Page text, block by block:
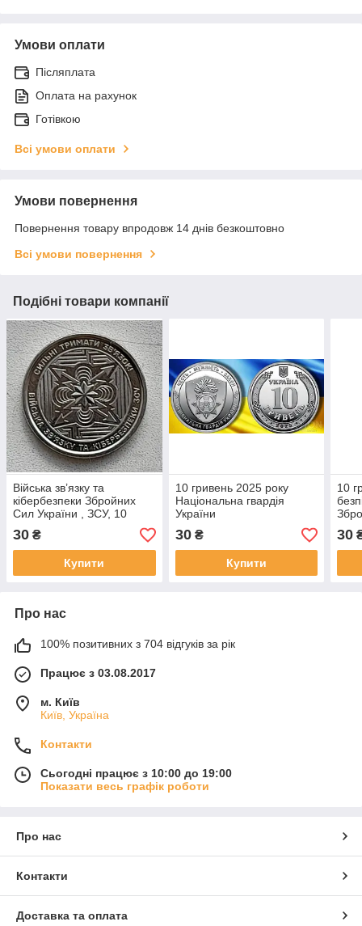
Умови оплати
Післяплата
Оплата на рахунок
Готівкою
Всі умови оплати
Умови повернення
Повернення товару впродовж 14 днів безкоштовно
Всі умови повернення
Подібні товари компанії
Війська зв’язку та
кібербезпеки Збройних
Сил України , ЗСУ, 10
гривень 2024 рік
30 ₴
Купити
10 гривень 2025 року
Національна гвардія
України
30₴
Купити
10
СБС
30
Про нас
100% позитивних з 704 відгуків за рік
Працює з 03.08.2017
м. Київ
Київ, Україна
Контакти
Сьогодні працює з 10:00 до 19:00
Показати весь графік роботи
Про нас
Контакти
Доставка та оплата